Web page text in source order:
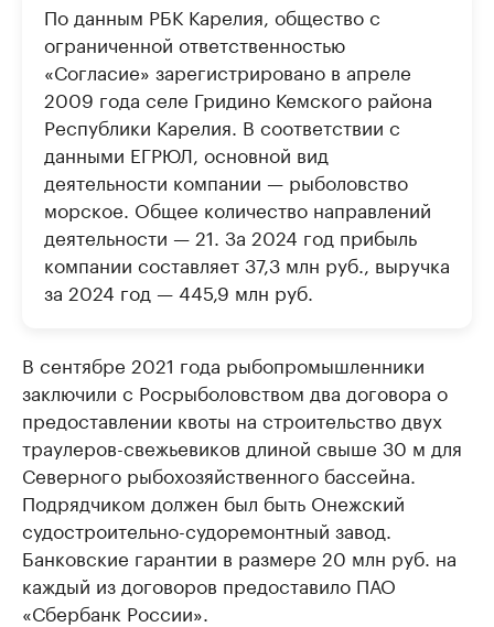
По данным РБК Карелия, общество с
ограниченной ответственностью
«Согласие» зарегистрировано в апреле
2009 года селе Гридино Кемского района
Республики Карелия. В соответствии с
данными ЕГРЮЛ, основной вид
деятельности компании — рыболовство
морское. Общее количество направлений
деятельности — 21. За 2024 год прибыль
компании составляет 37,3 млн руб., выручка
за 2024 год — 445,9 млн руб.
В сентябре 2021 года рыбопромышленники
заключили с Росрыболовством два договора о
предоставлении квоты на строительство двух
траулеров-свежьевиков длиной свыше 30 м для
Северного рыбохозяйственного бассейна.
Подрядчиком должен был быть Онежский
судостроительно-судоремонтный завод.
Банковские гарантии в размере 20 млн руб. на
каждый из договоров предоставило ПАО
«Сбербанк России».